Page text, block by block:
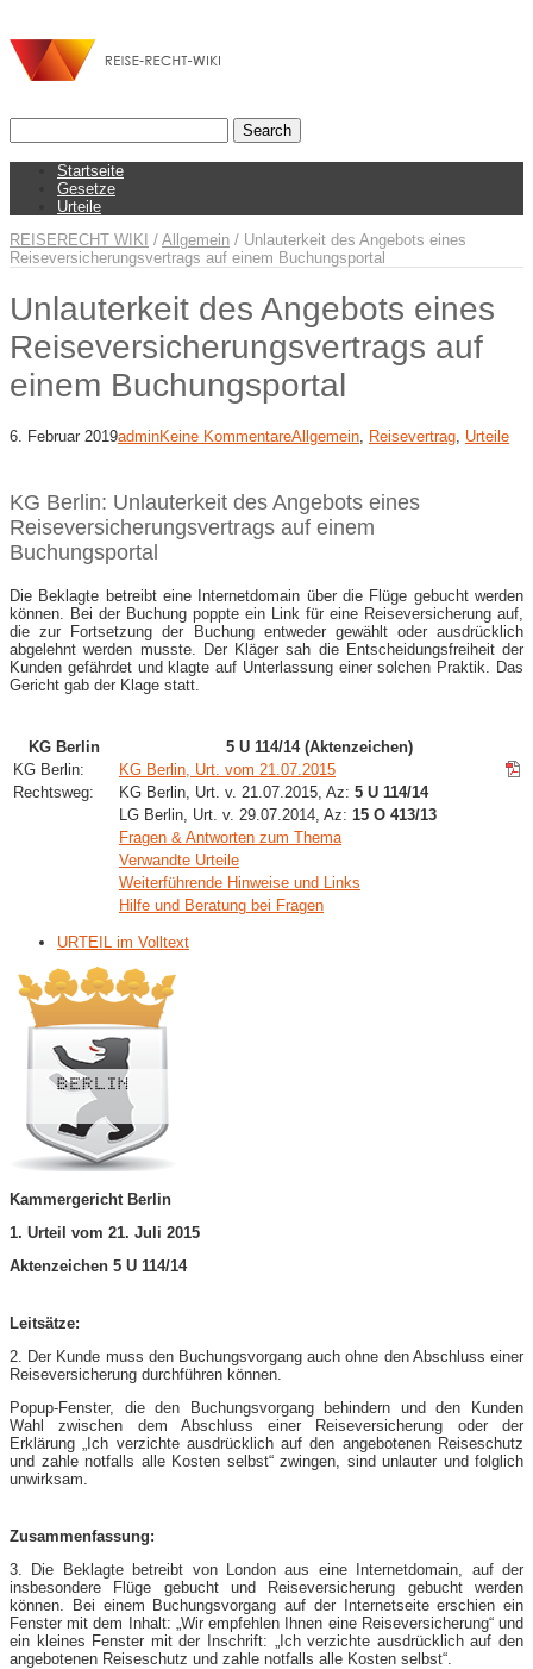
Startseite
Gesetze
Urteile
REISERECHT WIKI / Allgemein / Unlauterkeit des Angebots eines
Reiseversicherungsvertrags auf einem Buchungsportal
Unlauterkeit des Angebots eines
Reiseversicherungsvertrags auf
einem Buchungsportal
6. Februar 2019adminKeine KommentareAllgemein Reisevertrag Urteile
KG Berlin: Unlauterkeit des Angebots eines
Reiseversicherungsvertrags auf einem
Buchungsportal
Die Beklagte betreibt eine Internetdomain über die Flüge gebucht werden
können. Bei der Buchung poppte ein Link für eine Reiseversicherung auf,
die zur Fortsetzung der Buchung entweder gewählt oder ausdrücklich
abgelehnt werden musste. Der Kläger sah die Entscheidungsfreiheit der
Kunden gefährdet und klagte auf Unterlassung einer solchen Praktik. Das
Gericht gab der Klage statt.
KG Berlin
5 U 114/14 (Aktenzeichen)
KG Berlin:
KG Berlin, Urt. vom 21.07.2015
Rechtsweg:
KG Berlin, Urt. v. 21.07.2015, Az: 5 U 114/14
LG Berlin, Urt. v. 29.07.2014, Az: 15 O 413/13
Fragen & Antworten zum Thema
Verwandte Urteile
Weiterführende Hinweise und Links
Hilfe und Beratung bei Fragen
URTEIL im Volltext
Kammergericht Berlin
1. Urteil vom 21. Juli 2015
Aktenzeichen 5 U 114/14
Leitsätze:
2. Der Kunde muss den Buchungsvorgang auch ohne den Abschluss einer
Reiseversicherung durchführen können.
Popup-Fenster, die den Buchungsvorgang behindern und den Kunden
Wahl zwischen dem Abschluss einer Reiseversicherung oder der
Erklärung „Ich verzichte ausdrücklich auf den angebotenen Reiseschutz
und zahle notfalls alle Kosten selbst“ zwingen, sind unlauter und folglich
unwirksam.
Zusammenfassung:
3. Die Beklagte betreibt von London aus eine Internetdomain, auf der
insbesondere Flüge gebucht und Reiseversicherung gebucht werden
können. Bei einem Buchungsvorgang auf der Internetseite erschien ein
Fenster mit dem Inhalt: „Wir empfehlen Ihnen eine Reiseversicherung“ und
ein kleines Fenster mit der Inschrift: „Ich verzichte ausdrücklich auf den
angebotenen Reiseschutz und zahle notfalls alle Kosten selbst“.